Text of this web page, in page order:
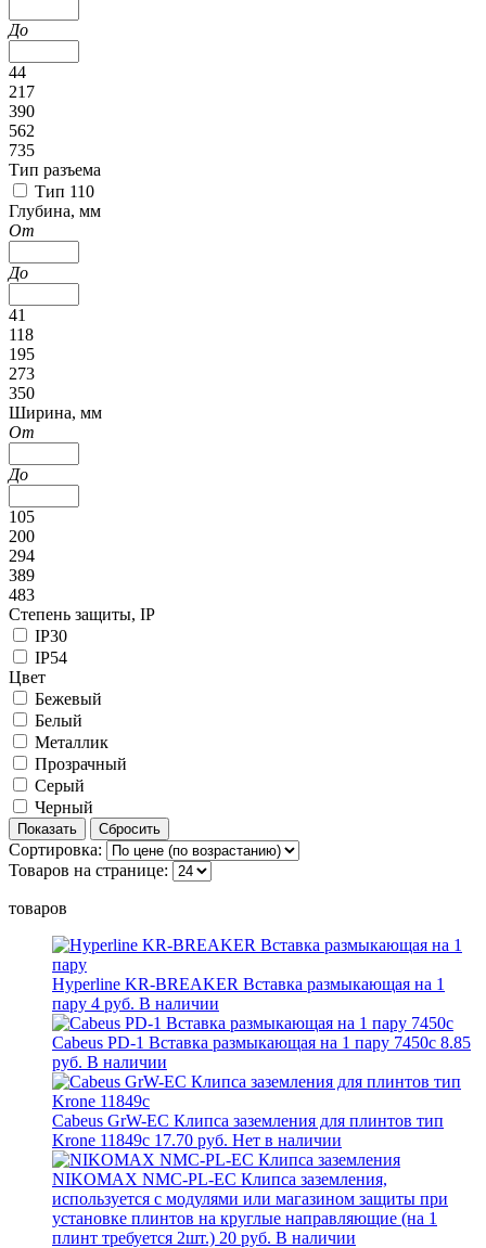
До
44
217
390
562
735
Тип разъема
Тип 110
Глубина, мм
От
До
41
118
195
273
350
Ширина, мм
От
До
105
200
294
389
483
Степень защиты, IP
IP30
IP54
Цвет
Бежевый
Белый
Металлик
Прозрачный
Серый
Черный
Сортировка:
Товаров на странице:
товаров
Hyperline KR-BREAKER Вставка размыкающая на 1
пару 4 руб. В наличии
Cabeus PD-1 Вставка размыкающая на 1 пару 7450c 8.85
руб. В наличии
Cabeus GrW-EC Клипса заземления для плинтов тип
Krone 11849c 17.70 руб. Нет в наличии
NIKOMAX NMC-PL-EC Клипса заземления,
используется с модулями или магазином защиты при
установке плинтов на круглые направляющие (на 1
плинт требуется 2шт.) 20 руб. В наличии